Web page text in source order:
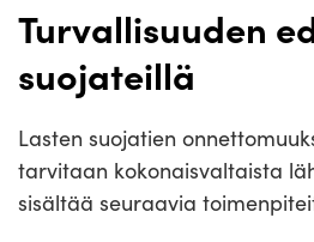
Turvallisuuden
suojateillä
Lasten suojatien
tarvitaan kokonaisvaltaista
sisältää seuraavia